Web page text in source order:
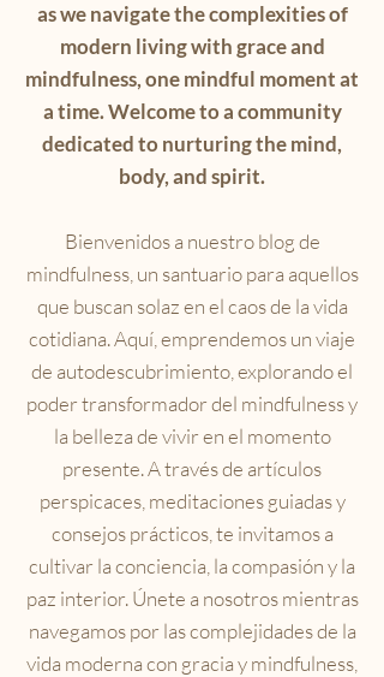
as we navigate the complexities of
modern living with grace and
mindfulness, one mindful moment at
a time. Welcome to a community
dedicated to nurturing the mind,
body, and spirit.
Bienvenidos a nuestro blog de
mindfulness, un santuario para aquellos
que buscan solaz en el caos de la vida
cotidiana. Aquí, emprendemos un viaje
de autodescubrimiento, explorando el
poder transformador del mindfulness y
la belleza de vivir en el momento
presente. A través de artículos
perspicaces, meditaciones guiadas y
consejos prácticos, te invitamos a
cultivar la conciencia, la compasión y la
paz interior. Únete a nosotros mientras
navegamos por las complejidades de la
vida moderna con gracia y mindfulness,